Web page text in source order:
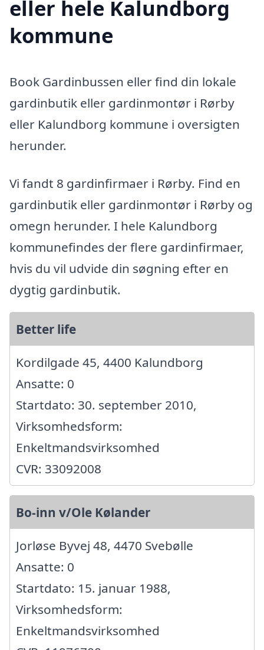
eller hele Kalundborg
kommune
Book Gardinbussen eller find din lokale
gardinbutik eller gardinmontør i Rørby
eller Kalundborg kommune i oversigten
herunder.
Vi fandt 8 gardinfirmaer i Rørby. Find en
gardinbutik eller gardinmontør i Rørby og
omegn herunder. I hele Kalundborg
kommunefindes der flere gardinfirmaer,
hvis du vil udvide din søgning efter en
dygtig gardinbutik.
Better life
Kordilgade 45, 4400 Kalundborg
Ansatte: 0
Startdato: 30. september 2010,
Virksomhedsform:
Enkeltmandsvirksomhed
CVR: 33092008
Bo-inn v/Ole Kølander
Jorløse Byvej 48, 4470 Svebølle
Ansatte: 0
Startdato: 15. januar 1988,
Virksomhedsform:
Enkeltmandsvirksomhed